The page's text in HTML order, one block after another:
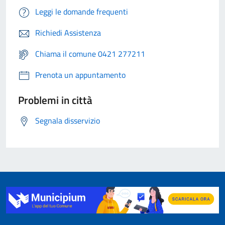
Leggi le domande frequenti
Richiedi Assistenza
Chiama il comune 0421 277211
Prenota un appuntamento
Problemi in città
Segnala disservizio